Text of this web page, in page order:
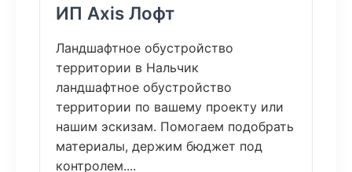
ИП Axis Лофт
Ландшафтное обустройство
территории в Нальчик
ландшафтное обустройство
территории по вашему проекту или
нашим эскизам. Помогаем подобрать
материалы, держим бюджет под
контролем....